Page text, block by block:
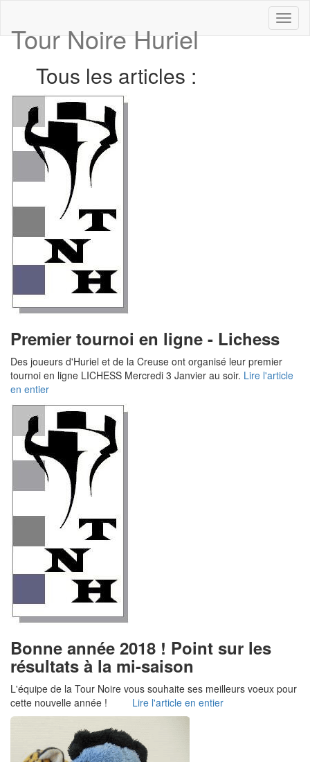
Tour Noire Huriel
Tous les articles :
Premier tournoi en ligne - Lichess
Des joueurs d'Huriel et de la Creuse ont organisé leur premier
tournoi en ligne LICHESS Mercredi 3 Janvier au soir. Lire l'article
en entier
Bonne année 2018 ! Point sur les
résultats à la mi-saison
L'équipe de la Tour Noire vous souhaite ses meilleurs voeux pour
cette nouvelle année ! Lire l'article en entier